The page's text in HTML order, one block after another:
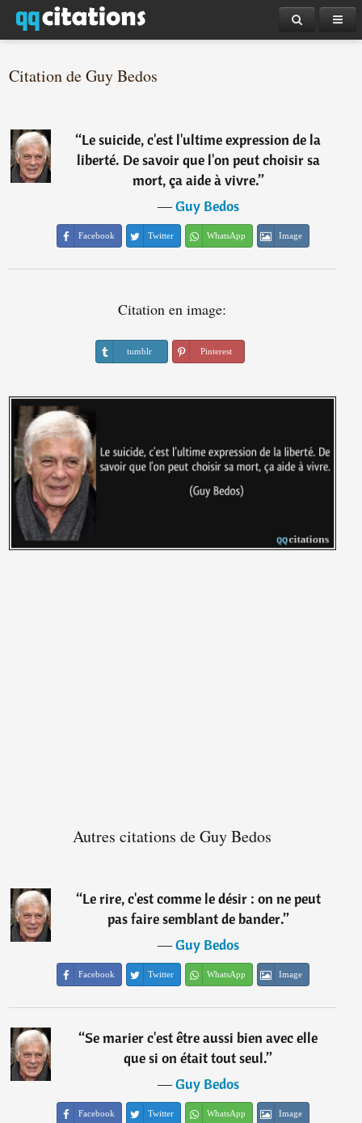
Citation de Guy Bedos
“Le suicide, c'est l'ultime expression de la
liberté. De savoir que l'on peut choisir sa
mort, ça aide à vivre.”
―Guy Bedos
Facebook Twitter WhatsApp Image
Citation en image:
tumblr Pinterest
Autres citations de Guy Bedos
“Le rire, c'est comme le désir : on ne peut
pas faire semblant de bander.”
―Guy Bedos
Facebook Twitter WhatsApp Image
“Se marier c'est être aussi bien avec elle
que si on était tout seul.”
―Guy Bedos
Facebook Twitter WhatsApp Image